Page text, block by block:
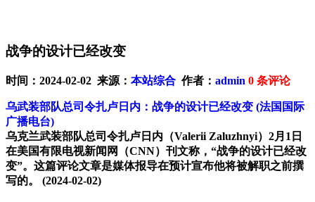
战争的设计已经改变
时间：2024-02-02 来源： 本站综合 作者： admin 0 条评论
乌武装部队总司令扎卢日内：战争的设计已经改变 (法国国际
广播电台)
乌克兰武装部队总司令扎卢日内（Valerii Zaluzhnyi）2月1日
在美国有限电视新闻网（CNN）刊文称，“战争的设计已经改
变”。这篇评论文章是媒体报导在预计宣布他将被解职之前撰
写的。 (2024-02-02)